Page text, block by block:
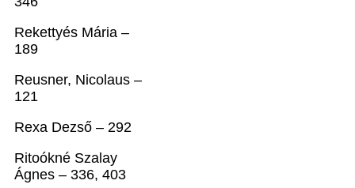
Rekettyés Mária –
189
Reusner, Nicolaus –
121
Rexa Dezső – 292
Ritoókné Szalay
Ágnes – 336, 403